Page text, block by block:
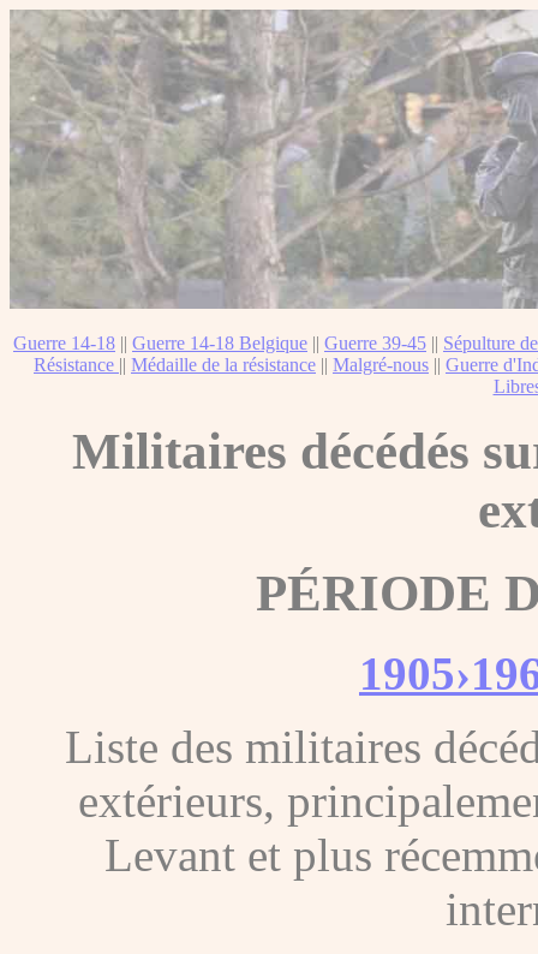
Guerre 14-18 || Guerre 14-18 Belgique || Guerre 39-45 || Sépulture
Résistance || Médaille de la résistance || Malgré-nous || Guerre
Militaires décédés
PÉRIODE
Liste des militaires
extérieurs,
Levant et plus